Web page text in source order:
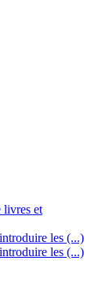
livres et
les (...)
les (...)